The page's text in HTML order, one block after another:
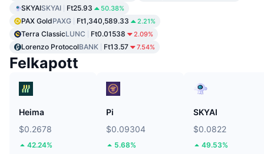
SKYAISKYAI Ft25.93 50.38%
PAX GoldPAXG Ft1,340,589.33 2.21%
Terra ClassicLUNC Ft0.01538 2.09%
Lorenzo ProtocolBANK Ft13.57 7.54%
Felkapott
Heima
$0.2678
42.24%
Pi
$0.09304
5.68%
SKYAI
$0.0822
49.53%